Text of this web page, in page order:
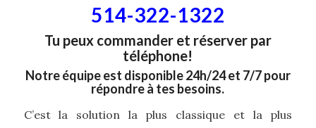
514-322-1322
Tu peux commander et réserver par
téléphone!
Notre équipe est disponible 24h/24 et 7/7 pour
répondre à tes besoins.
C’est la solution la plus classique et la plus